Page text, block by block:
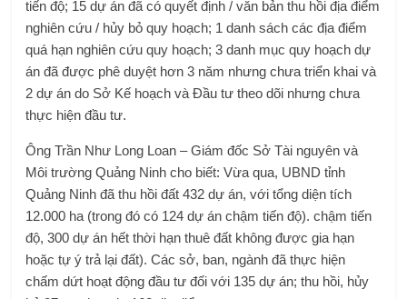
tiến độ; 15 dự án đã có quyết định / văn bản thu hồi địa điểm
nghiên cứu / hủy bỏ quy hoạch; 1 danh sách các địa điểm
quá hạn nghiên cứu quy hoạch; 3 danh mục quy hoạch dự
án đã được phê duyệt hơn 3 năm nhưng chưa triển khai và
2 dự án do Sở Kế hoạch và Đầu tư theo dõi nhưng chưa
thực hiện đầu tư.
Ông Trần Như Long Loan – Giám đốc Sở Tài nguyên và
Môi trường Quảng Ninh cho biết: Vừa qua, UBND tỉnh
Quảng Ninh đã thu hồi đất 432 dự án, với tổng diện tích
12.000 ha (trong đó có 124 dự án chậm tiến độ). chậm tiến
độ, 300 dự án hết thời hạn thuê đất không được gia hạn
hoặc tự ý trả lại đất). Các sở, ban, ngành đã thực hiện
chấm dứt hoạt động đầu tư đối với 135 dự án; thu hồi, hủy